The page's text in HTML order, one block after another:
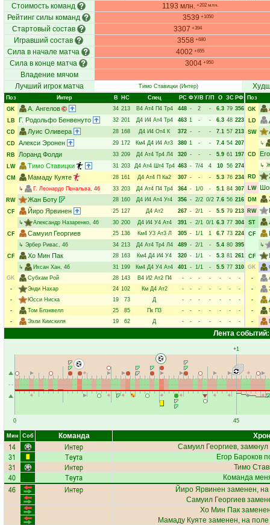
Стоимость команд 1193 млн. +202 млн.
Рейтинг силы команд 3539 +1050
Стартовый состав 3307 +394
Игравший состав 3558 +680
Сила в начале матча 4002 +655
Сила в конце матча 3004 +950
Владение мячом
Лучший игрок матча
Тимо Ставицки(Интер)
Поз Интер В НC Спец РC ФУ/В Г/П О ЗС РФ
GK
А. Ангелов 34 213 В4 Ат4 П4 Тр4 448 - 2 - 6.3 79 356
LB
Г. Родольфо Бенвенуто 32 201 Д4 И4 Ат4 Тр4 463 1 - - 6.3 48 223
CD
Луис Оливера 28 168 Д4 И4 От4 К 372 - - - 7.1 57 213
CD Алекси Эронен 29 172 Км4 Д4 И4 Ат3 380 1 - - 7.4 54 207
RB
Лоранд Фолди 33 209 Д4 Ат4 Тр4 Л4 320 - - - 5.9 61 197
LW
Тимо Ставицки 31 203 Д4 Ат4 Шт4 Тр4 463 - 7/4 4 10 56 274
CM
Мамаду Куяте 28 161 Д4 Ат4 П Ка2 307 - - - 5.3 76 234
↳
Г. Леонардо Пенальва, 46 33 203 Д4 Ат4 П4 Тр4 364 - 1/0 - 5.1 84 307
RW
Жан Боту 28 160 Д4 И4 Ат4 Уг4 356 - 2/2 0/2 7.6 56 216
CF
Йиро Ярвинен 25 127 Д4 Ат2 267 - 2/1 - 5.5 79 213
↳
Александр Назаренко, 46 30 200 Д4 И4 У4 Ат4 391 - 2/1 0/1 6.3 77 304
CF
Самуил Георгиев 25 136 Км4 У3 Ат3 Л 305 - 1/1 1 6.7 73 224
↳ Эрбер Ривас, 46 34 213 Д4 Ат4 Тр4 Л4 489 - 2/1 - 5.4 80 395
CF
Хо Мин Пак 28 163 Км4 Д4 И4 У4 320 - 1/1 - 5.3 81 261
↳
Ихсан Хан, 46 31 199 Км4 Д4 У4 Ат4 401 - 1/1 - 5.5 77 310
GK
Субхам Рой 28 143 В4 И2 Ат2 П4 - - - - - -
-
-
Энди Нахар 24 102 Км Д4 Ат2 - - - - - -
-
-
Юсси Ниска 19 73 Д - - - - - -
-
-
Том Блэквелл 25 85 Пк П3 - - - - - -
-
-
Ээли Киискиля 19 62 Д - - - - - - -
Поз
GK
LD
SW
↳
CD
↳
RD
LW
DM
RW
ST
CF
↳
CF
GK
-
-
-
-
-
Лента событий:
0
+1
45
Мин Соб Команда
14 Интер Самуил Георгиев,
31 Теута Егор Бароков
31 Интер Тимо
40 Теута Команда
46 Интер Йиро Ярвинен заменен,
Самуил Георгиев
Хо Мин Пак
Мамаду Куяте заменен, на